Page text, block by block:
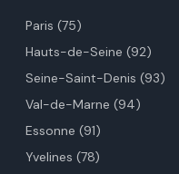
Paris (75)
Hauts-de-Seine (92)
Seine-Saint-Denis (93)
Val-de-Marne (94)
Essonne (91)
Yvelines (78)